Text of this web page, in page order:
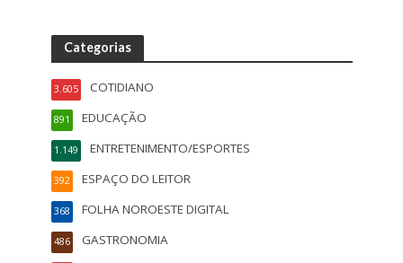
Categorias
COTIDIANO
3.605
EDUCAÇÃO
891
ENTRETENIMENTO/ESPORTES
1.149
ESPAÇO DO LEITOR
392
FOLHA NOROESTE DIGITAL
368
GASTRONOMIA
486